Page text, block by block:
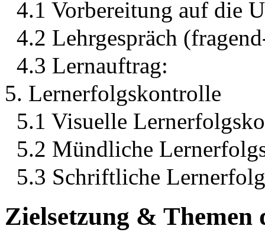
4.1 Vorbereitung auf die
4.2 Lehrgespräch
4.3 Lernauftrag:
5. Lernerfolgskontrolle
5.1 Visuelle
5.2 Mündliche
5.3 Schriftliche
Zielsetzung & Themen